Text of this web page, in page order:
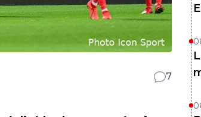
7